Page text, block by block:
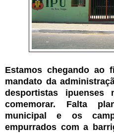
Estamos chegando ao
mandato da
desportistas
comemorar. Falta
municipal e os
empurrados com a